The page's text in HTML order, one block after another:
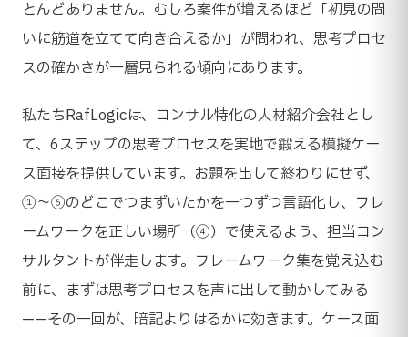
とんどありません。むしろ案件が増えるほど「初見の問
いに筋道を立てて向き合えるか」が問われ、思考プロセ
スの確かさが一層見られる傾向にあります。
私たちRafLogicは、コンサル特化の人材紹介会社とし
て、6ステップの思考プロセスを実地で鍛える模擬ケー
ス面接を提供しています。お題を出して終わりにせず、
①〜⑥のどこでつまずいたかを一つずつ言語化し、フレ
ームワークを正しい場所（④）で使えるよう、担当コン
サルタントが伴走します。フレームワーク集を覚え込む
前に、まずは思考プロセスを声に出して動かしてみる
——その一回が、暗記よりはるかに効きます。ケース面